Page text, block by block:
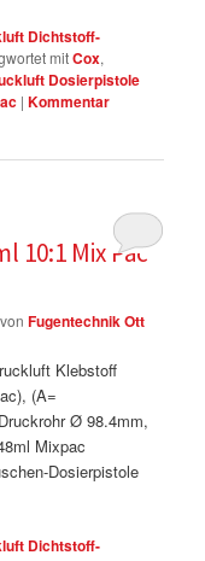
Dichtstoff-
mitCox,
Dosierpistole
|Kommentar
10:1 Mix Pac
vonFugentechnik Ott
Klebstoff
(A=
Ø 98.4mm,
Mixpac
Dosierpistole
Dichtstoff-